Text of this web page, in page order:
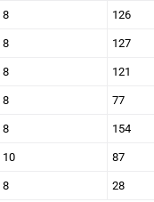
8 126
8 127
8 121
8 77
8 154
10 87
8 28